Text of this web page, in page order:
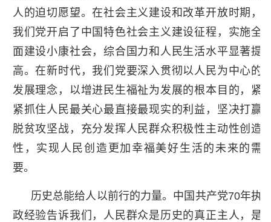
人的迫切愿望。在社会主义建设和改革开放时期，
我们党开启了中国特色社会主义建设征程，实施全
面建设小康社会，综合国力和人民生活水平显著提
高。在新时代，我们党要深入贯彻以人民为中心的
发展理念，以增进民生福祉为发展的根本目的，紧
紧抓住人民最关心最直接最现实的利益，坚决打赢
脱贫攻坚战，充分发挥人民群众积极性主动性创造
性，实现人民创造更加幸福美好生活的未来的需
要。
历史总能给人以前行的力量。中国共产党70年执
政经验告诉我们，人民群众是历史的真正主人，是